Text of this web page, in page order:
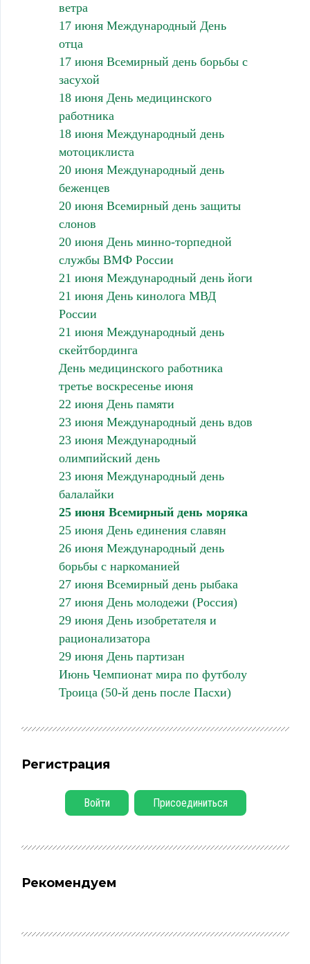
ветра
17 июня Международный День
отца
17 июня Всемирный день борьбы с
засухой
18 июня День медицинского
работника
18 июня Международный день
мотоциклиста
20 июня Международный день
беженцев
20 июня Всемирный день защиты
слонов
20 июня День минно-торпедной
службы ВМФ России
21 июня Международный день йоги
21 июня День кинолога МВД
России
21 июня Международный день
скейтбординга
День медицинского работника
третье воскресенье июня
22 июня День памяти
23 июня Международный день вдов
23 июня Международный
олимпийский день
23 июня Международный день
балалайки
25 июня Всемирный день моряка
25 июня День единения славян
26 июня Международный день
борьбы с наркоманией
27 июня Всемирный день рыбака
27 июня День молодежи (Россия)
29 июня День изобретателя и
рационализатора
29 июня День партизан
Июнь Чемпионат мира по футболу
Троица (50-й день после Пасхи)
Регистрация
Войти Присоединиться
Рекомендуем